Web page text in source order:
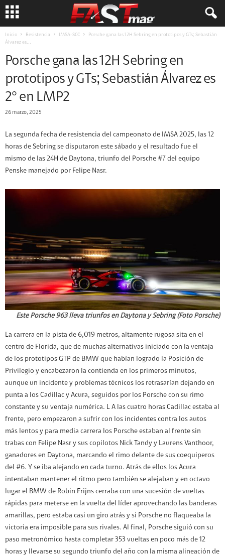
Inicio Resistencia IMSA-SCC
Porsche gana las 12H Sebring en prototipos y GTs; Sebastián
Álvarez es...
Porsche gana las 12H Sebring en
prototipos y GTs; Sebastián Álvarez es
2° en LMP2
26 marzo, 2025
La segunda fecha de resistencia del campeonato de IMSA 2025, las 12
horas de Sebring se disputaron este sábado y el resultado fue el
mismo de las 24H de Daytona, triunfo del Porsche #7 del equipo
Penske manejado por Felipe Nasr.
Este Porsche 963 lleva triunfos en Daytona y Sebring (Foto Porsche)
La carrera en la pista de 6,019 metros, altamente rugosa sita en el
centro de Florida, que de muchas alternativas iniciado con la ventaja
de los prototipos GTP de BMW que habían logrado la Posición de
Privilegio y encabezaron la contienda en los primeros minutos,
aunque un incidente y problemas técnicos los retrasarían dejando en
punta a los Cadillac y Acura, seguidos por los Porsche con su rimo
constante y su ventaja numérica. L A las cuatro horas Cadillac estaba al
frente, pero empezaron a sufrir con los incidentes contra los autos
más lentos y para media carrera los Porsche estaban al frente sin
trabas con Felipe Nasr y sus copilotos Nick Tandy y Laurens Vanthoor,
ganadores en Daytona, marcando el rimo delante de sus coequiperos
del #6. Y se iba alejando en cada turno. Atrás de ellos los Acura
intentaban mantener el ritmo pero también se alejaban y en octavo
lugar el BMW de Robin Frijns cerraba con una sucesión de vueltas
rápidas para meterse en la vuelta del líder aprovechando las banderas
amarillas, pero estaba casi un giro atrás y si Porsche no flaqueaba la
victoria era imposible para sus rivales. Al final, Porsche siguió con su
paso metronómico hasta completar 353 vueltas en poco más de 12
horas y llevarse su segundo triunfo del año con la misma alineación de